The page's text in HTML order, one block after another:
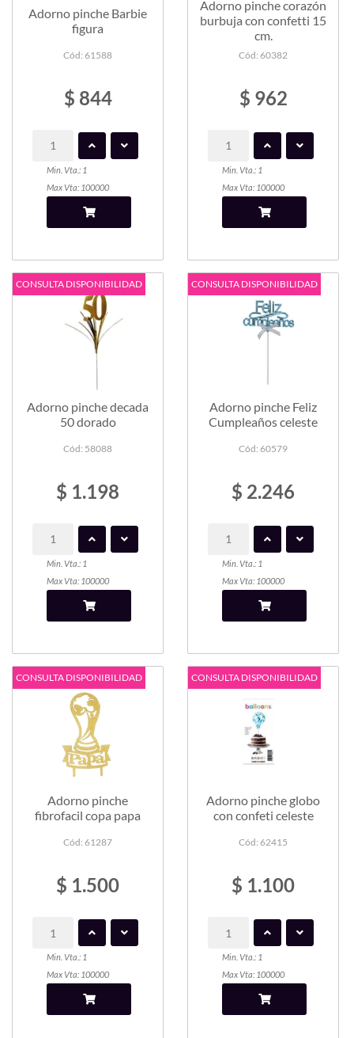
Adorno pinche Barbie
figura
Cód: 61588
$ 844
Min. Vta.: 1
Max Vta: 100000
Adorno pinche corazón
burbuja con confetti 15
cm.
Cód: 60382
$ 962
Min. Vta.: 1
Max Vta: 100000
CONSULTA DISPONIBILIDAD
Adorno pinche decada
50 dorado
Cód: 58088
$ 1.198
Min. Vta.: 1
Max Vta: 100000
CONSULTA DISPONIBILIDAD
Adorno pinche Feliz
Cumpleaños celeste
Cód: 60579
$ 2.246
Min. Vta.: 1
Max Vta: 100000
CONSULTA DISPONIBILIDAD
Adorno pinche
fibrofacil copa papa
Cód: 61287
$ 1.500
Min. Vta.: 1
Max Vta: 100000
CONSULTA DISPONIBILIDAD
Adorno pinche globo
con confeti celeste
Cód: 62415
$ 1.100
Min. Vta.: 1
Max Vta: 100000